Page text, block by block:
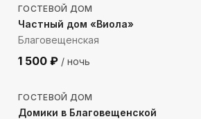
ГОСТЕВОЙ ДОМ
Частный дом «Виола»
Благовещенская
1 500 ₽ / ночь
1687 м до моря
ГОСТЕВОЙ ДОМ
Домики в Благовещенской